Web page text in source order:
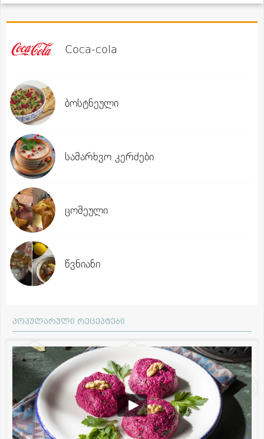
Coca-cola
ბოსტნეული
სამარხვო კერძები
ცომეული
წვნიანი
პოპულარული რეცეპტები